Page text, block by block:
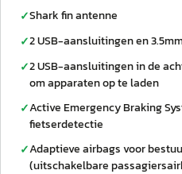
✓Shark fin antenne
✓2 USB-aansluitingen en
✓2 USB-aansluitingen in de
om apparaten op te laden
✓Active Emergency Braking
fietserdetectie
✓Adaptieve airbags voor
(uitschakelbare